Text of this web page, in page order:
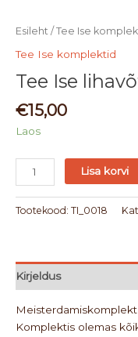
Esileht / Tee Ise
Tee Ise komplektid
Tee Ise
€15,00
Laos
Lisa korvi
Tootekood: TI_0018
Kirjeldus
Komplektis olemas